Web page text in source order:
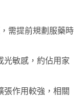
需提前規劃服藥時
光敏感，約佔用家
張作用較強，相關